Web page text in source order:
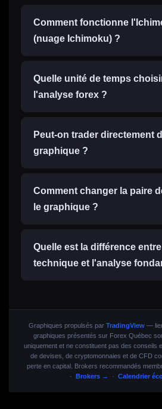
Comment fonctionne
(nuage Ichimoku) ?
Quelle unité de temps
l'analyse forex ?
Peut-on trader directement
graphique ?
Comment changer la paire
le graphique ?
Quelle est la différence
technique et l'analyse
Graphiques propulsés par TradingView— lien
graphiques présentés sur Forex Québec
uniquement et ne constituent pas des conseils
de devises, de cryptomonnaies et de CFD
perte en capital. Brokers recommandés
· Brokers → · Calendrier